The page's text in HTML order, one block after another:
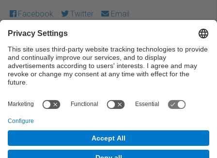
Facebook Twitter Email
Except where otherwise noted, content on this work is
licensed under a Creative Commons license:Attribution-
NonCommercial-NoDerivs 3.0 Spain